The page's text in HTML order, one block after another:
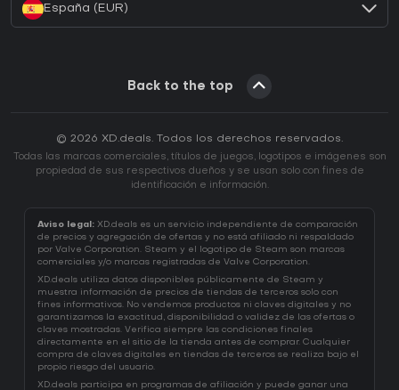
España (EUR)
Back to the top
© 2026 XD.deals. Todos los derechos reservados.
Todas las marcas comerciales, títulos de juegos, logotipos e imágenes son
propiedad de sus respectivos dueños y se usan solo con fines de
identificación e información.
Aviso legal: XD.deals es un servicio independiente de comparación
de precios y agregación de ofertas y no está afiliado ni respaldado
por Valve Corporation. Steam y el logotipo de Steam son marcas
comerciales y/o marcas registradas de Valve Corporation.
XD.deals utiliza datos disponibles públicamente de Steam y
muestra información de precios de tiendas de terceros solo con
fines informativos. No vendemos productos ni claves digitales y no
garantizamos la exactitud, disponibilidad o validez de las ofertas o
claves mostradas. Verifica siempre las condiciones finales
directamente en el sitio de la tienda antes de comprar. Cualquier
compra de claves digitales en tiendas de terceros se realiza bajo el
propio riesgo del usuario.
XD.deals participa en programas de afiliación y puede ganar una